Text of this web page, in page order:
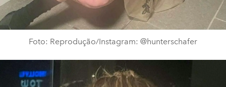
Foto: Reprodução/Instagram: @hunterschafer